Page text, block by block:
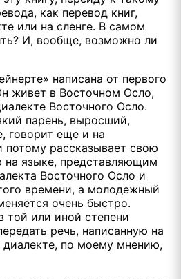
как перевод книг,
или на сленге. В самом
И, вообще, возможно ли
написана от первого
живет в Восточном Осло,
Восточного Осло.
парень, выросший,
говорит еще и на
рассказывает свою
на языке, представляющим
Восточного Осло и
времени, а молодежный
очень быстро.
той или иной степени
речь, написанную на
по моему мнению,